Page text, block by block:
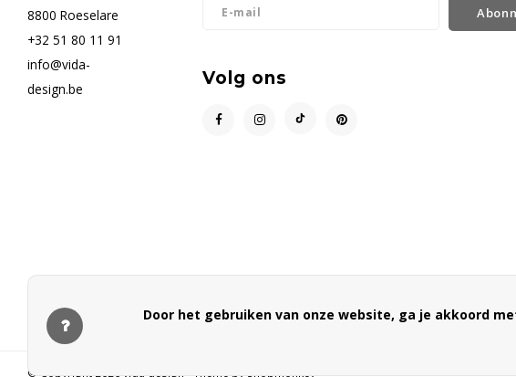
8800 Roeselare
+32 51 80 11 91
info@vida-
design.be
Volg ons
© Copyright 2026 vida design - Theme by
Door het gebruiken van onze website, ga je akkoord